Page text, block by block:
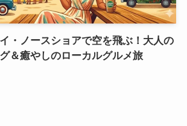
・ノースショアで空を飛ぶ！大人の
＆癒やしのローカルグルメ旅